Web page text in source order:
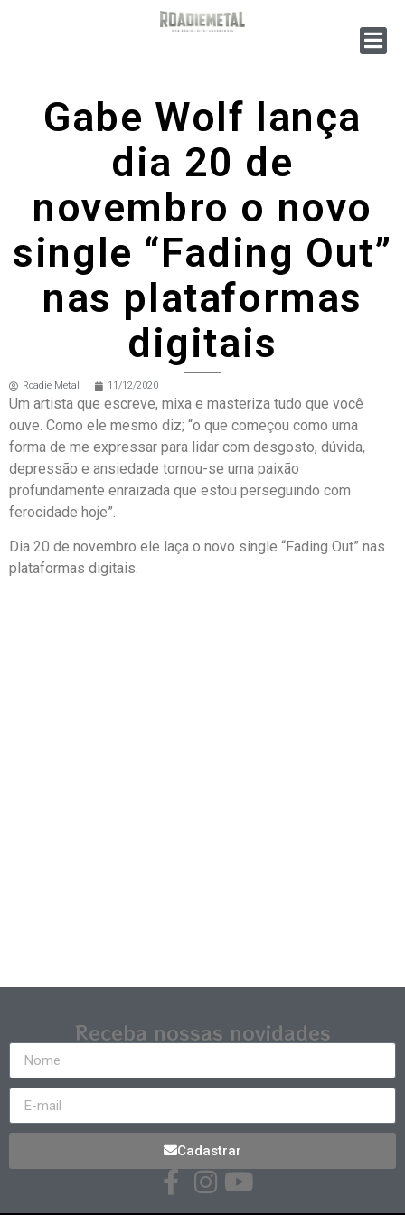
Gabe Wolf lança
dia 20 de
novembro o novo
single “Fading Out”
nas plataformas
digitais
Roadie Metal 11/12/2020
Um artista que escreve, mixa e masteriza tudo que você
ouve. Como ele mesmo diz; “o que começou como uma
forma de me expressar para lidar com desgosto, dúvida,
depressão e ansiedade tornou-se uma paixão
profundamente enraizada que estou perseguindo com
ferocidade hoje”.
Dia 20 de novembro ele laça o novo single “Fading Out” nas
plataformas digitais.
Receba nossas novidades
Cadastrar